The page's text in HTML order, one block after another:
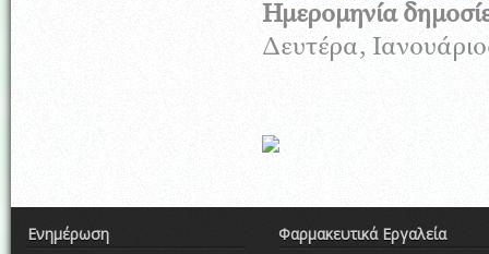
Ημερομηνία
Δευτέρα,
Ενημέρωση Φαρμακευτικά Εργαλεία